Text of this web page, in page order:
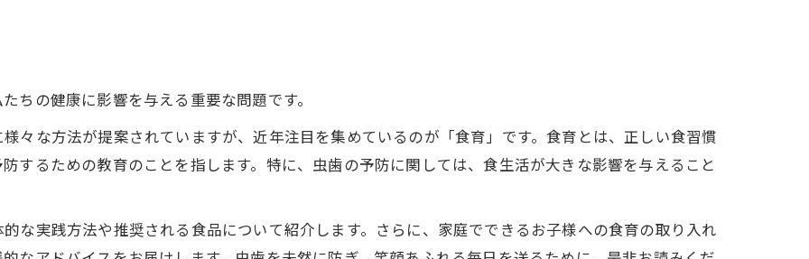
ちの健康に影響を与える重要な問題です。
々な方法が提案されていますが、近年注目を集めているのが「食育」です。食育とは、正しい食習慣
するための教育のことを指します。特に、虫歯の予防に関しては、食生活が大きな影響を与えること
な実践方法や推奨される食品について紹介します。さらに、家庭でできるお子様への食育の取り入れ